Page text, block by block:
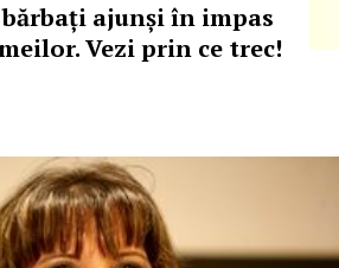
bărbați ajunși în impas
Vezi prin ce trec!